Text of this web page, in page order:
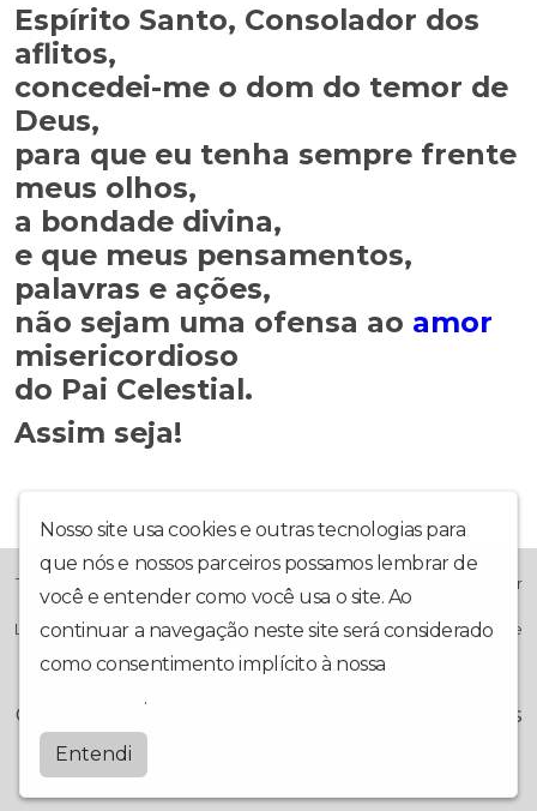
Espírito Santo, Consolador dos
aflitos,
concedei-me o dom do temor de
Deus,
para que eu tenha sempre frente
meus olhos,
a bondade divina,
e que meus pensamentos,
palavras e ações,
não sejam uma ofensa ao amor
misericordioso
do Pai Celestial.
Assim seja!
Nosso site usa cookies e outras tecnologias para
que nós e nossos parceiros possamos lembrar de
você e entender como você usa o site. Ao
continuar a navegação neste site será considerado
como consentimento implícito à nossa
.
Entendi
TV-HD-MULTICANAL; Estilo Católico Com a Finalidade Evangelizar
Transmitindo Conteúdo de Áudio e Vídeo On Line, Que Visa
Levar Ao Conhecimento Humano A Grandeza Da Misericórdia De
Deus Para o Mundo Inteiro!
© FONTE DA MISERICORDIA 2026 - Todos os